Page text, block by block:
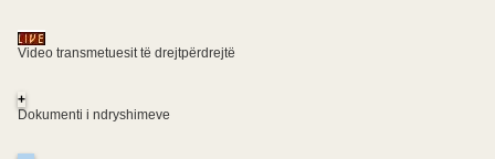
Video transmetuesit të drejtpërdrejtë
+
Dokumenti i ndryshimeve